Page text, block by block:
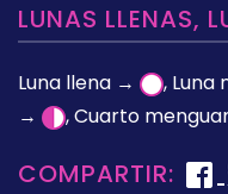
LUNAS LLENAS,
Luna llena → , Luna
→
, Cuarto
COMPARTIR: